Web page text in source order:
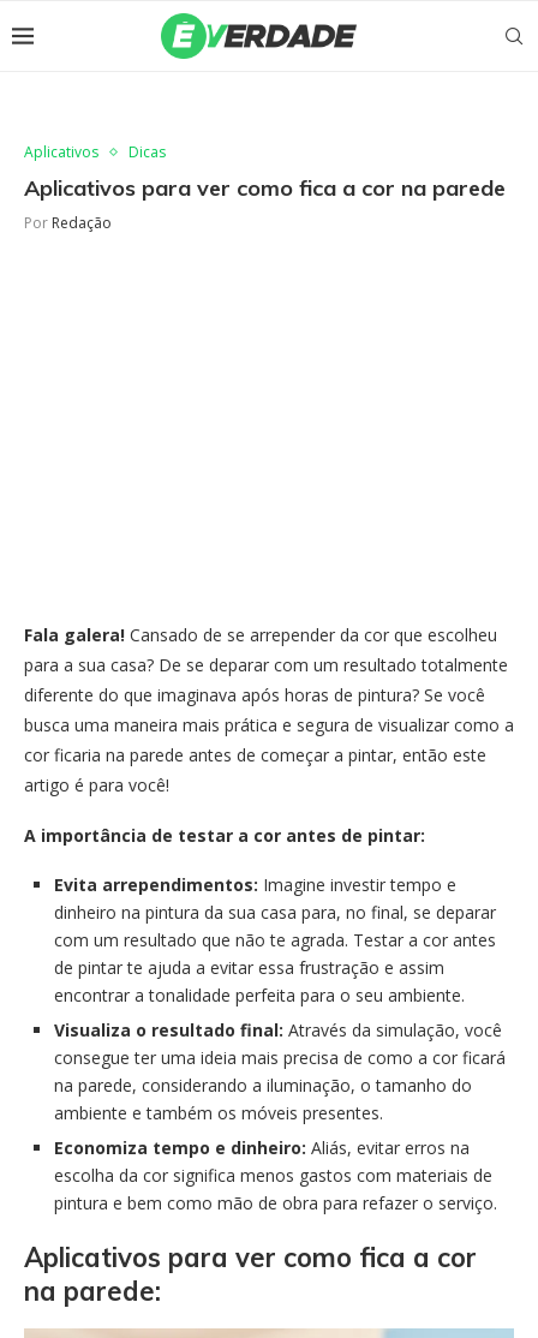
Aplicativos Dicas
Aplicativos para ver como fica a cor na parede
Por Redação
Fala galera! Cansado de se arrepender da cor que escolheu
para a sua casa? De se deparar com um resultado totalmente
diferente do que imaginava após horas de pintura? Se você
busca uma maneira mais prática e segura de visualizar como a
cor ficaria na parede antes de começar a pintar, então este
artigo é para você!
A importância de testar a cor antes de pintar:
Evita arrependimentos: Imagine investir tempo e
dinheiro na pintura da sua casa para, no final, se deparar
com um resultado que não te agrada. Testar a cor antes
de pintar te ajuda a evitar essa frustração e assim
encontrar a tonalidade perfeita para o seu ambiente.
Visualiza o resultado final: Através da simulação, você
consegue ter uma ideia mais precisa de como a cor ficará
na parede, considerando a iluminação, o tamanho do
ambiente e também os móveis presentes.
Economiza tempo e dinheiro: Aliás, evitar erros na
escolha da cor significa menos gastos com materiais de
pintura e bem como mão de obra para refazer o serviço.
Aplicativos para ver como fica a cor
na parede: